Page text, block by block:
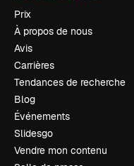
Prix
À propos de nous
Avis
Carrières
Tendances de recherche
Blog
Événements
Slidesgo
Vendre mon contenu